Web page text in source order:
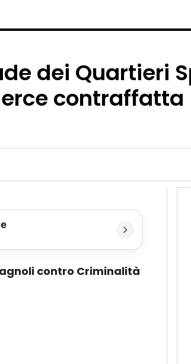
dei Quartieri
contraffatta
contro Criminalità